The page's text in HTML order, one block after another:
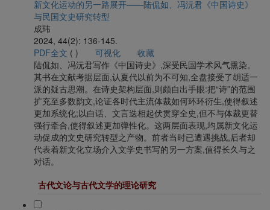
新文化运动的另一路展开——陆侃如、冯沅君《中国诗史》
与民国文史研究转型
成玮
2024, 44(2): 136-145.
PDF全文 ( ) 可视化
收藏
陆侃如、冯沅君写作《中国诗史》,深受民国学术风气熏染。
其书在文献考据层面,认夏代以前为不可知,全盘接受了胡适一
派的疑古思潮。在诗史架构层面,则颇自出手眼:把“诗”的范围
扩充至多数韵文,论证各时代主流体裁如何环环衍生,使得叙述
更加系统化;以白话、文言迭相起伏贯穿全史,但不与体裁更替
强行牵合,使得叙述更加弹性化。这两层面表现,均属新文化运
动促成的文史研究转型之产物。前者当时已遭遇挑战,后者却
代表着新文化立场介入文学史书写的另一方案,值得长久与之
对话。
古代文论与古代文学的理论研究